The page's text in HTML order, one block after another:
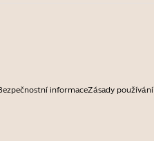
informaceZásady